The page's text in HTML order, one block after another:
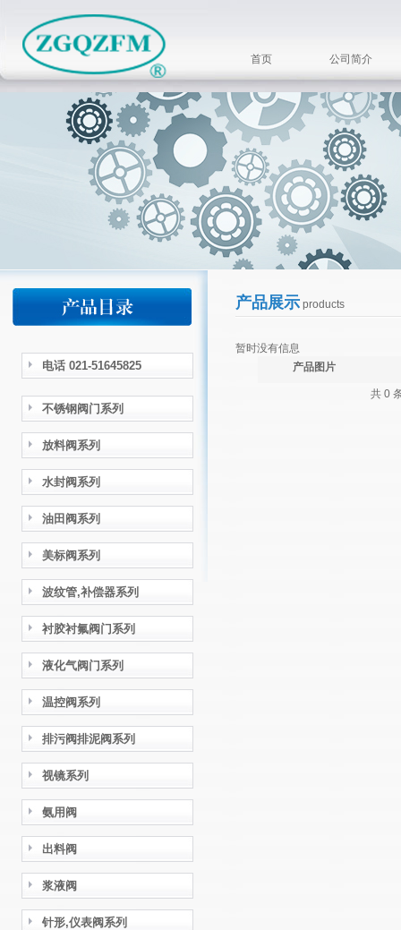
首页 公司简介
电话 021-51645825
不锈钢阀门系列
放料阀系列
水封阀系列
油田阀系列
美标阀系列
波纹管,补偿器系列
衬胶衬氟阀门系列
液化气阀门系列
温控阀系列
排污阀排泥阀系列
视镜系列
氨用阀
出料阀
浆液阀
针形,仪表阀系列
产品展示products
暂时没有信息
产品图片
共 0